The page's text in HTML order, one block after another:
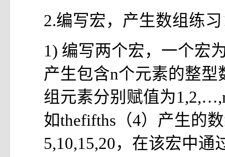
2.编写宏，产生数组练
1) 编写两个宏，一个宏
产生包含n个元素的整型
组元素分别赋值为
如thefifths（4）产生的
5,10,15,20，在该宏中通